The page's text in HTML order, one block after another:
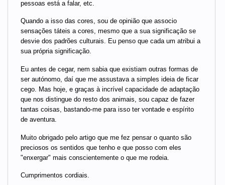
pessoas está a falar, etc.
Quando a isso das cores, sou de opinião que associo
sensações táteis a cores, mesmo que a sua significação se
desvie dos padrões culturais. Eu penso que cada um atribui a
sua própria significação.
Eu antes de cegar, nem sabia que existiam outras formas de
ser autónomo, daí que me assustava a simples ideia de ficar
cego. Mas hoje, e graças à incrível capacidade de adaptação
que nos distingue do resto dos animais, sou capaz de fazer
tantas coisas, bastando-me para isso ter vontade e espírito
de aventura.
Muito obrigado pelo artigo que me fez pensar o quanto são
preciosos os sentidos que tenho e que posso com eles
"enxergar" mais conscientemente o que me rodeia.
Cumprimentos cordiais.